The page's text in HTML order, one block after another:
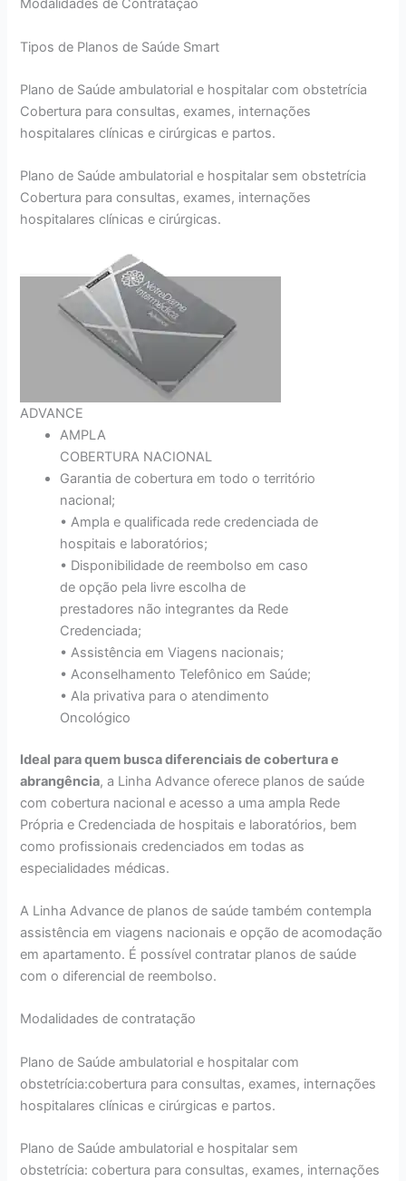
Modalidades de Contratação
Tipos de Planos de Saúde Smart
Plano de Saúde ambulatorial e hospitalar com obstetrícia
Cobertura para consultas, exames, internações
hospitalares clínicas e cirúrgicas e partos.
Plano de Saúde ambulatorial e hospitalar sem obstetrícia
Cobertura para consultas, exames, internações
hospitalares clínicas e cirúrgicas.
ADVANCE
AMPLA
COBERTURA NACIONAL
Garantia de cobertura em todo o território
nacional;
• Ampla e qualificada rede credenciada de
hospitais e laboratórios;
• Disponibilidade de reembolso em caso
de opção pela livre escolha de
prestadores não integrantes da Rede
Credenciada;
• Assistência em Viagens nacionais;
• Aconselhamento Telefônico em Saúde;
• Ala privativa para o atendimento
Oncológico
Ideal para quem busca diferenciais de cobertura e
abrangência, a Linha Advance oferece planos de saúde
com cobertura nacional e acesso a uma ampla Rede
Própria e Credenciada de hospitais e laboratórios, bem
como profissionais credenciados em todas as
especialidades médicas.
A Linha Advance de planos de saúde também contempla
assistência em viagens nacionais e opção de acomodação
em apartamento. É possível contratar planos de saúde
com o diferencial de reembolso.
Modalidades de contratação
Plano de Saúde ambulatorial e hospitalar com
obstetrícia:cobertura para consultas, exames, internações
hospitalares clínicas e cirúrgicas e partos.
Plano de Saúde ambulatorial e hospitalar sem
obstetrícia: cobertura para consultas, exames, internações